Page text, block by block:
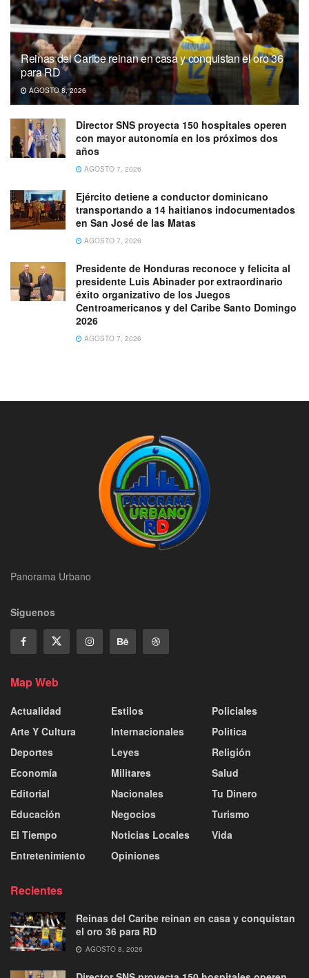
Reinas del Caribe reinan en casa y conquistan el oro 36
para RD
AGOSTO 8, 2026
Director SNS proyecta 150 hospitales operen
con mayor autonomía en los próximos dos
años
AGOSTO 7, 2026
Ejército detiene a conductor dominicano
transportando a 14 haitianos indocumentados
en San José de las Matas
AGOSTO 7, 2026
Presidente de Honduras reconoce y felicita al
presidente Luis Abinader por extraordinario
éxito organizativo de los Juegos
Centroamericanos y del Caribe Santo Domingo
2026
AGOSTO 7, 2026
Panorama Urbano
Siguenos
Map Web
Actualidad
Arte Y Cultura
Deportes
Economía
Editorial
Educación
El Tiempo
Entretenimiento
Estilos
Internacionales
Leyes
Militares
Nacionales
Negocios
Noticias Locales
Opiniones
Policiales
Politica
Religión
Salud
Tu Dinero
Turismo
Vida
Recientes
Reinas del Caribe reinan en casa y conquistan
el oro 36 para RD
AGOSTO 8, 2026